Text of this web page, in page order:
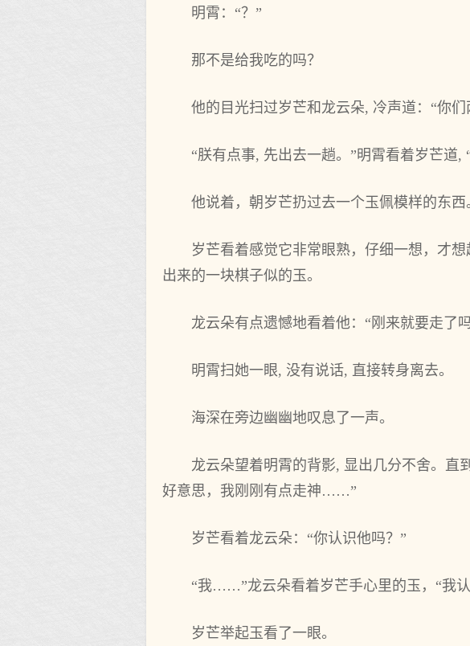
明霄：“？”
那不是给我吃的吗？
他的目光扫过岁芒和龙云朵, 冷声道：“你
“朕有点事, 先出去一趟。”明霄看着岁芒道
他说着，朝岁芒扔过去一个玉佩模样的东西
岁芒看着感觉它非常眼熟，仔细一想，才
出来的一块棋子似的玉。
龙云朵有点遗憾地看着他：“刚来就要走了
明霄扫她一眼, 没有说话, 直接转身离去。
海深在旁边幽幽地叹息了一声。
龙云朵望着明霄的背影, 显出几分不舍。直
好意思，我刚刚有点走神……”
岁芒看着龙云朵：“你认识他吗？”
“我……”龙云朵看着岁芒手心里的玉，“我
岁芒举起玉看了一眼。